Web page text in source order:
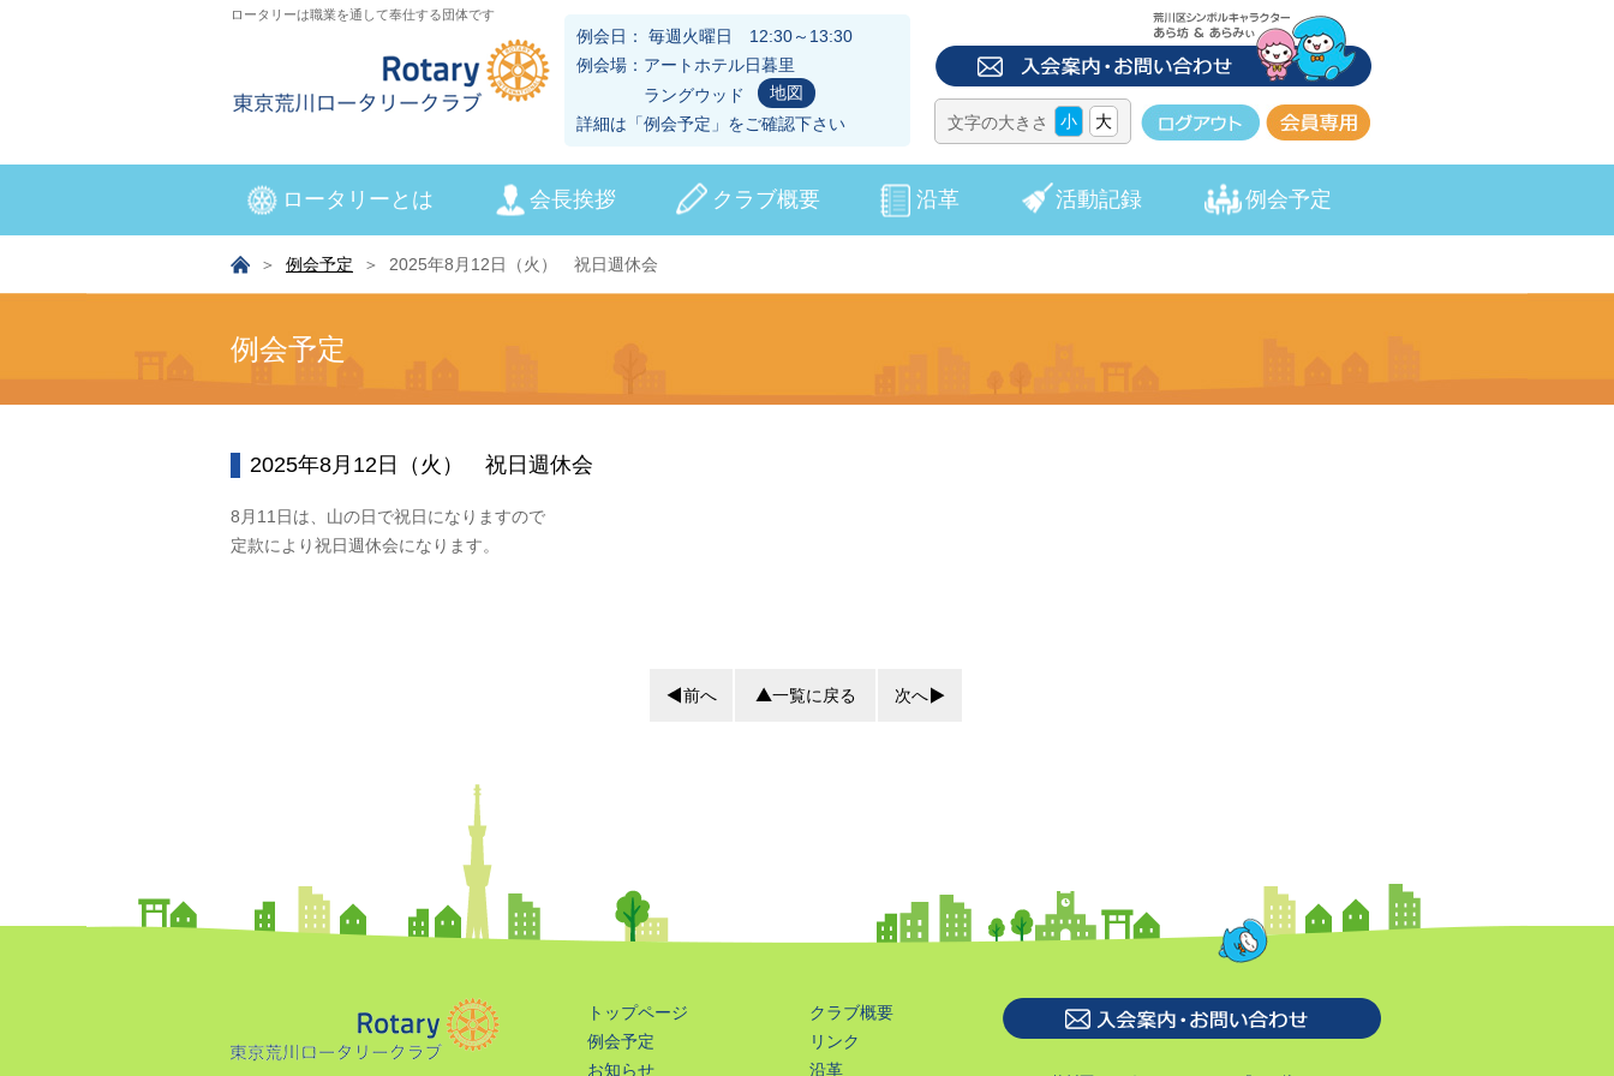
ロータリーは職業を通して奉仕する団体です
例会日： 毎週火曜日 12:30～13:30
例会場：アートホテル日暮里
ラングウッド
地図
詳細は「例会予定 」をご確認下さい 文字の大きさ 小 大
ロータリーとは 会長挨拶 クラブ概要 沿革 活動記録 例会予定
例会予定 2025年8月12日（火） 祝日週休会
例会予定
2025年8月12日（火） 祝日週休会
8月11日は、山の日で祝日になりますので
定款により祝日週休会になります。
前へ 一覧に戻る 次へ
トップページ
例会予定
お知らせ
クラブ概要
リンク
沿革